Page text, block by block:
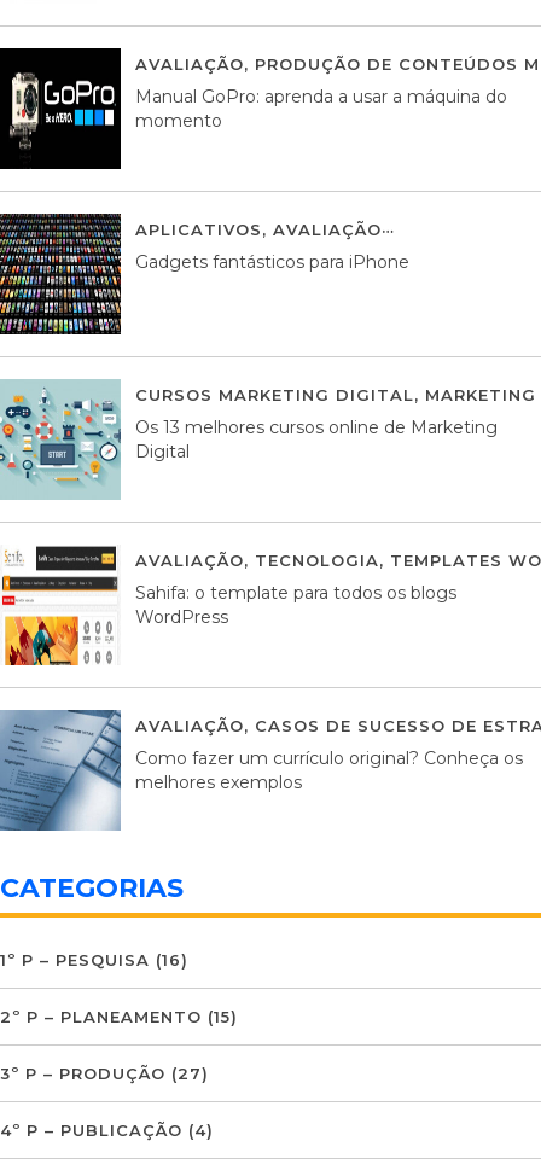
AVALIAÇÃO, PRODUÇÃO DE CONTEÚDOS
Manual GoPro: aprenda a usar a máquina do
momento
APLICATIVOS, AVALIAÇÃO
Gadgets fantásticos para iPhone
CURSOS MARKETING DIGITAL,
Os 13 melhores cursos online de Marketing
Digital
AVALIAÇÃO, TECNOLOGIA, TEMPLATES
Sahifa: o template para todos os blogs
WordPress
AVALIAÇÃO, CASOS DE SUCESSO DE
Como fazer um currículo original? Conheça os
melhores exemplos
CATEGORIAS
1º P – PESQUISA (16)
2º P – PLANEAMENTO (15)
3º P – PRODUÇÃO (27)
4º P – PUBLICAÇÃO (4)